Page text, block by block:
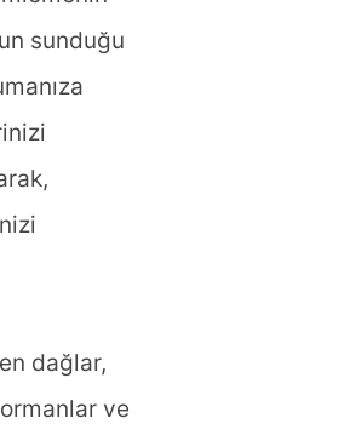
sunduğu
dağlar,
ve